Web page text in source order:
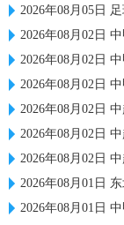
2026年08月05日
2026年08月02日
2026年08月02日
2026年08月02日
2026年08月02日
2026年08月02日
2026年08月02日
2026年08月01日
2026年08月01日